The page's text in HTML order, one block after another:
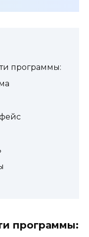
программы:
программы: